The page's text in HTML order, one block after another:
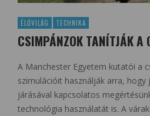
ÉLŐVILÁG TECHNIKA
CSIMPÁNZOK TANÍTJÁK A
A Manchester Egyetem kutatói a
szimulációit használják arra, hogy
járásával kapcsolatos
technológia használatát is. A